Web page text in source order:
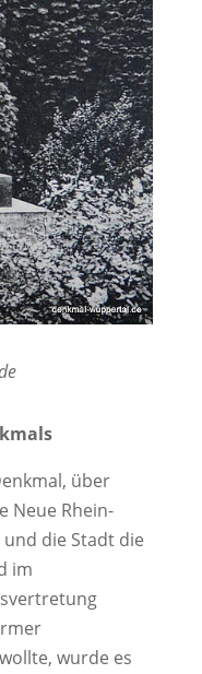
über
Neue Rhein-
die Stadt die
im
wurde es